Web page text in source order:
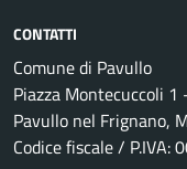
CONTATTI
Comune di Pavullo
Piazza Montecuccoli
Pavullo nel Frignano,
Codice fiscale / P.IVA: